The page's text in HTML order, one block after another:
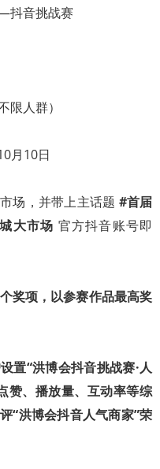
抖音挑战赛
限人群）
月10日
场，并带上主话题 #首届
大市场 官方抖音账号即
奖项，以参赛作品最高奖
置“洪博会抖音挑战赛·人
赞、播放量、互动率等综
“洪博会抖音人气商家”荣